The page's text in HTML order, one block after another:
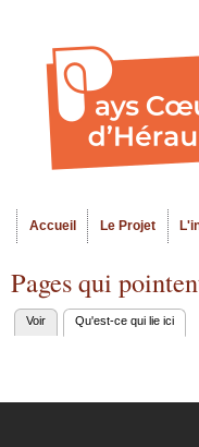
Menu principal
Accueil Le Projet
Pages qui
Onglets
Voir Qu'est-ce qui lie ici